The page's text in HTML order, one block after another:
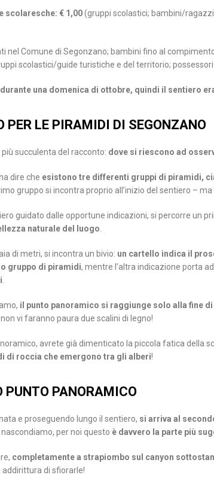
scolaresche: € 1,00(gruppi scolastici; bambini/
nel Comune di Segonzano; bambini fino al
scolastici/guide turistiche e del territorio; possessori
una domenica di ottobre, quindi il sentiero
PER LE PIRAMIDI DI SEGONZANO
succulenta del racconto: dove si riescono ad
dire che esistono tre differenti gruppi di piramidi,
gruppo si incontra proprio all’inizio del sentiero –
guidato dalle opportune indicazioni, si percorre un
naturale del luogo.
di metri, si incontra un bivio: un cartello indica il
gruppo di piramidi, mentre l’altra indicazione porta ad
.
il punto panoramico si raggiunge solo alla fine
vi faranno paura due scalini di legno!
avrete già dimenticato la piccola fatica della
di roccia che emergono tra gli alberi!
PUNTO PANORAMICO
e proseguendo lungo il sentiero, si arriva al
nascondiamo, per noi questo è davvero la parte più
completamente a strapiombo sul canyon
di sfiorarle!